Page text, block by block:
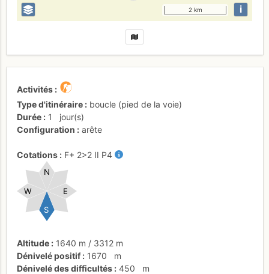
2 km i
Activités
Type d'itinéraire
boucle (pied de la voie)
Durée
1
jour(s)
Configuration
arête
Cotations F+ 2>2 II P4
E
W
S
N
Altitude 1640 m / 3312 m
Dénivelé positif
1670
m
Dénivelé des difficultés
450
m